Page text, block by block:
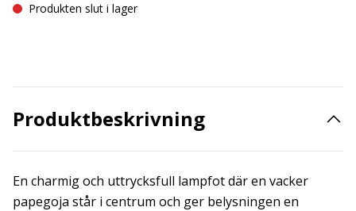
Produkten slut i lager
Produktbeskrivning
En charmig och uttrycksfull lampfot där en vacker
papegoja står i centrum och ger belysningen en